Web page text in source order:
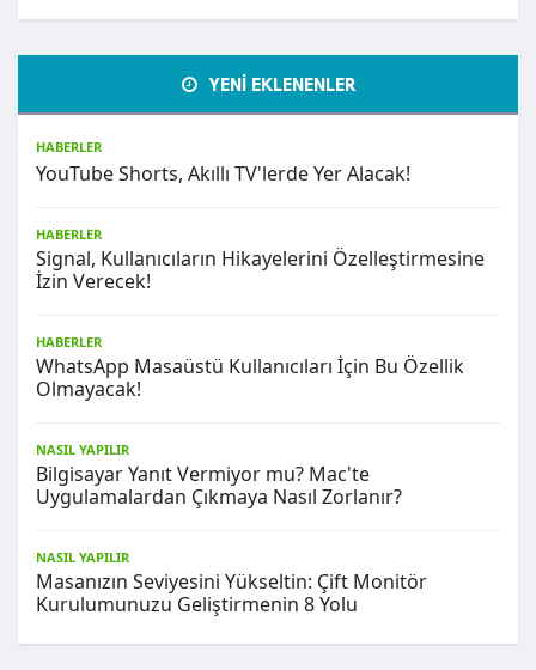
YENİ EKLENENLER
HABERLER
YouTube Shorts, Akıllı TV'lerde Yer Alacak!
HABERLER
Signal, Kullanıcıların Hikayelerini Özelleştirmesine
İzin Verecek!
HABERLER
WhatsApp Masaüstü Kullanıcıları İçin Bu Özellik
Olmayacak!
NASIL YAPILIR
Bilgisayar Yanıt Vermiyor mu? Mac'te
Uygulamalardan Çıkmaya Nasıl Zorlanır?
NASIL YAPILIR
Masanızın Seviyesini Yükseltin: Çift Monitör
Kurulumunuzu Geliştirmenin 8 Yolu